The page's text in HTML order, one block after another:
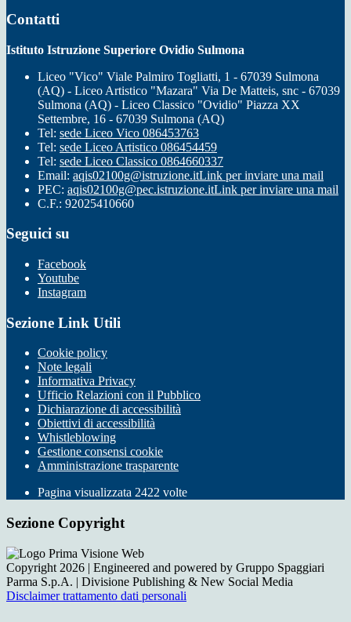
Contatti
Istituto Istruzione Superiore Ovidio Sulmona
Liceo "Vico" Viale Palmiro Togliatti, 1 - 67039 Sulmona
(AQ) - Liceo Artistico "Mazara" Via De Matteis, snc - 67039
Sulmona (AQ) - Liceo Classico "Ovidio" Piazza XX
Settembre, 16 - 67039 Sulmona (AQ)
Tel: sede Liceo Vico 086453763
Tel: sede Liceo Artistico 086454459
Tel: sede Liceo Classico 0864660337
Email: aqis02100g@istruzione.itLink per inviare una mail
PEC: aqis02100g@pec.istruzione.itLink per inviare una mail
C.F.: 92025410660
Seguici su
Facebook
Youtube
Instagram
Sezione Link Utili
Cookie policy
Note legali
Informativa Privacy
Ufficio Relazioni con il Pubblico
Dichiarazione di accessibilità
Obiettivi di accessibilità
Whistleblowing
Gestione consensi cookie
Amministrazione trasparente
Pagina visualizzata 2422 volte
Sezione Copyright
Copyright 2026 | Engineered and powered by Gruppo Spaggiari
Parma S.p.A. | Divisione Publishing & New Social Media
Disclaimer trattamento dati personali